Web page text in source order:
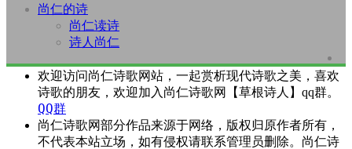
尚仁的诗
尚仁读诗
诗人尚仁
欢迎访问尚仁诗歌网站，一起赏析现代诗歌之美，喜欢
诗歌的朋友，欢迎加入尚仁诗歌网【草根诗人】qq群。
QQ群
尚仁诗歌网部分作品来源于网络，版权归原作者所有，
不代表本站立场，如有侵权请联系管理员删除。尚仁诗